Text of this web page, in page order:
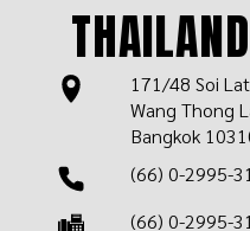
171/48 Soi
Wang Thong
Bangkok
(66) 0-2995-
(66) 0-2995-